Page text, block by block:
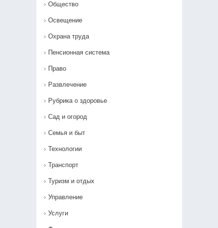
Общество
Освещение
Охрана труда
Пенсионная система
Право
Развлечение
Рубрика о здоровье
Сад и огород
Семья и быт
Технологии
Транспорт
Туризм и отдых
Управление
Услуги